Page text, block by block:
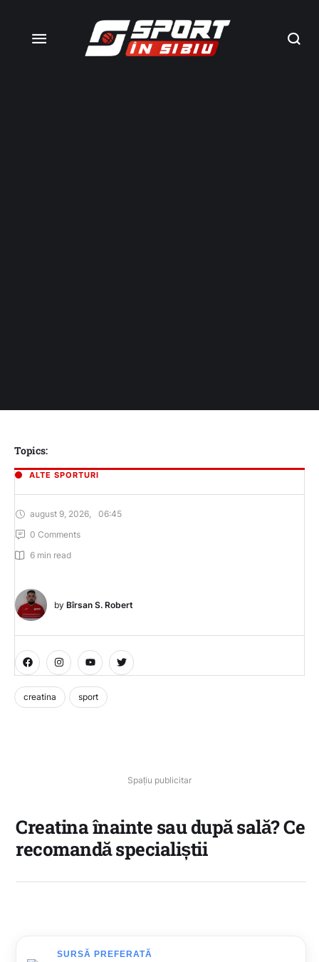
Topics:
ALTE SPORTURI
august 9, 2026
06:45
0 Comments
6 min read
by Bîrsan S. Robert
creatina sport
Spațiu publicitar
Creatina înainte sau după sală? Ce
recomandă specialiștii
SURSĂ PREFERATĂ